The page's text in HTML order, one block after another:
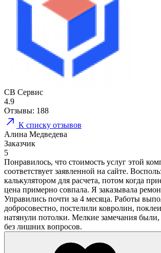
СВ Сервис
4.9
Отзывы: 188
К списку отзывов
Алина Медведева
Заказчик
5
Понравилось, что стоимость услуг этой
соответствует заявленной на сайте.
калькулятором для расчета, потом когда
цена примерно совпала. Я заказывала
Управились почти за 4 месяца. Работы
добросовестно, постелили ковролин,
натянули потолки. Мелкие замечания
без лишних вопросов.